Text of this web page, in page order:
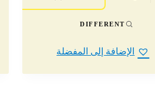
DIFFERENT
الإضافة إلى المفضلة